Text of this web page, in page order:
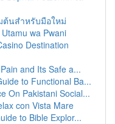
ต้นสำหรับมือใหม่
wa Pwani
Destination
and Its Safe a...
to Functional Ba...
On Pakistani Social...
con Vista Mare
to Bible Explor...